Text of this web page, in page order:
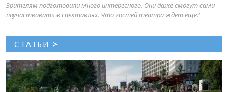
Зрителям подготовили много интересного. Они даже смогут сами
поучаствовать в спектаклях. Что гостей театра ждет еще?
СТАТЬИ >